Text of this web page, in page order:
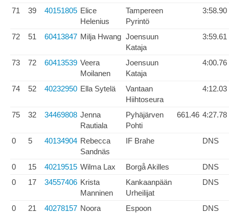
71 39 40151805 Elice
Helenius
Tampereen
Pyrintö
3:58.90
72 51 60413847 Milja Hwang Joensuun
Kataja
3:59.61
73 72 60413539 Veera
Moilanen
Joensuun
Kataja
4:00.76
74 52 40232950 Ella Sytelä
Vantaan
Hiihtoseura
4:12.03
75 32 34469808 Jenna
Rautiala
Pyhäjärven
Pohti
661.46 4:27.78
0 5 40134904 Rebecca
Sandnäs
IF Brahe DNS
0 15 40219515 Wilma Lax Borgå Akilles
DNS
0
17 34557406 Krista
Manninen
Kankaanpään
Urheilijat
DNS
0 21 40278157 Noora
Espoon
DNS